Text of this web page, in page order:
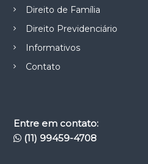
Direito de Família
Direito Previdenciário
Informativos
Contato
Entre em contato:
(11) 99459-4708